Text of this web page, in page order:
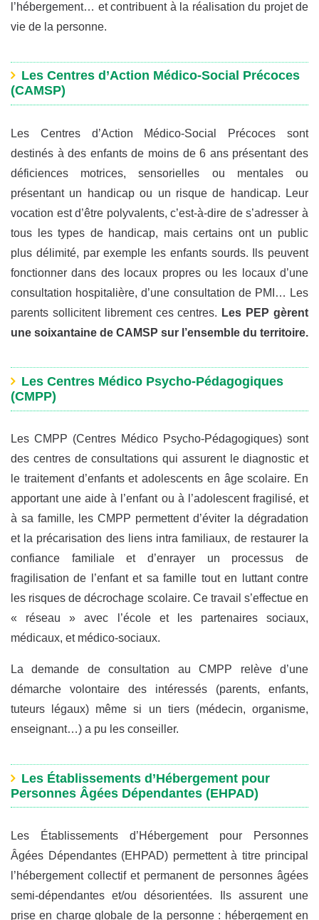
l’hébergement… et contribuent à la réalisation du projet de
vie de la personne.
Les Centres d’Action Médico-Social Précoces
(CAMSP)
Les Centres d’Action Médico-Social Précoces sont
destinés à des enfants de moins de 6 ans présentant des
déficiences motrices, sensorielles ou mentales ou
présentant un handicap ou un risque de handicap. Leur
vocation est d’être polyvalents, c’est-à-dire de s’adresser à
tous les types de handicap, mais certains ont un public
plus délimité, par exemple les enfants sourds. Ils peuvent
fonctionner dans des locaux propres ou les locaux d’une
consultation hospitalière, d’une consultation de PMI… Les
parents sollicitent librement ces centres. Les PEP gèrent
une soixantaine de CAMSP sur l’ensemble du territoire.
Les Centres Médico Psycho-Pédagogiques
(CMPP)
Les CMPP (Centres Médico Psycho-Pédagogiques) sont
des centres de consultations qui assurent le diagnostic et
le traitement d’enfants et adolescents en âge scolaire. En
apportant une aide à l’enfant ou à l’adolescent fragilisé, et
à sa famille, les CMPP permettent d’éviter la dégradation
et la précarisation des liens intra familiaux, de restaurer la
confiance familiale et d’enrayer un processus de
fragilisation de l’enfant et sa famille tout en luttant contre
les risques de décrochage scolaire. Ce travail s’effectue en
« réseau » avec l’école et les partenaires sociaux,
médicaux, et médico-sociaux.
La demande de consultation au CMPP relève d’une
démarche volontaire des intéressés (parents, enfants,
tuteurs légaux) même si un tiers (médecin, organisme,
enseignant…) a pu les conseiller.
Les Établissements d’Hébergement pour
Personnes Âgées Dépendantes (EHPAD)
Les Établissements d’Hébergement pour Personnes
Âgées Dépendantes (EHPAD) permettent à titre principal
l’hébergement collectif et permanent de personnes âgées
semi-dépendantes et/ou désorientées. Ils assurent une
prise en charge globale de la personne : hébergement en